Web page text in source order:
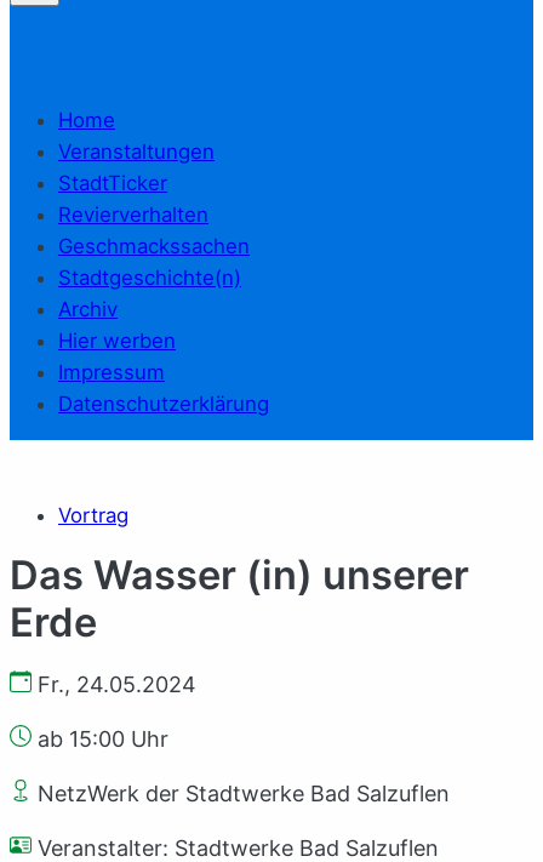
Home
Veranstaltungen
StadtTicker
Revierverhalten
Geschmackssachen
Stadtgeschichte(n)
Archiv
Hier werben
Impressum
Datenschutzerklärung
Vortrag
Das Wasser (in) unserer
Erde
Fr., 24.05.2024
ab 15:00 Uhr
NetzWerk der Stadtwerke Bad Salzuflen
Veranstalter: Stadtwerke Bad Salzuflen